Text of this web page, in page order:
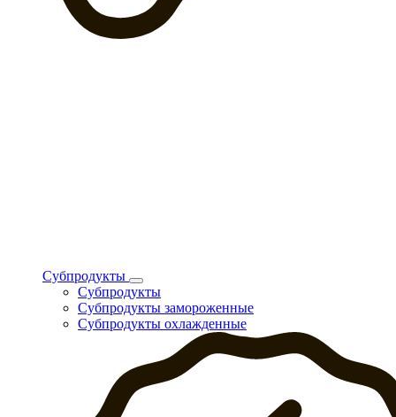
Субпродукты
Субпродукты
Субпродукты замороженные
Субпродукты охлажденные